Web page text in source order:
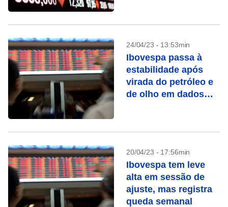
24/04/23 - 13:53min
Ibovespa passa à
estabilidade após
virada do petróleo e
de olho em dados
20/04/23 - 17:56min
Ibovespa tem leve
alta em sessão de
ajuste, mas registra
queda semanal